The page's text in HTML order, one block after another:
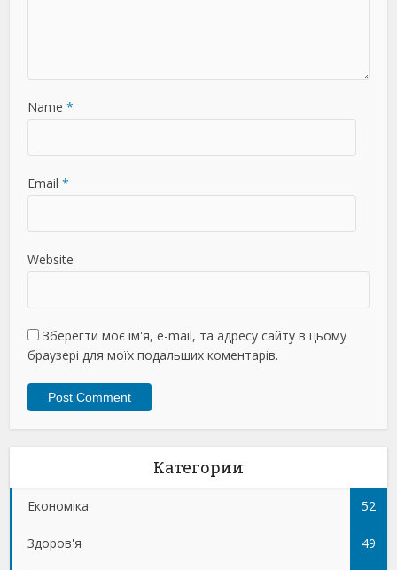
Name *
Email *
Website
Зберегти моє ім'я, e-mail, та адресу сайту в цьому
браузері для моїх подальших коментарів.
Категории
Економіка 52
Здоров'я 49